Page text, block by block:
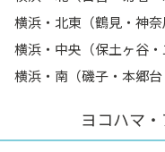
横浜・北東（鶴見・神奈
横浜・中央（保土ヶ谷
横浜・南（磯子・本郷台
ヨコハマ